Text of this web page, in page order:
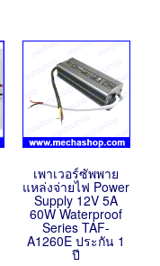
เพาเวอร์ซัพพาย
แหล่งจ่ายไฟ Power
Supply 12V 5A
60W Waterproof
Series TAF-
A1260E ประกัน 1
ปี